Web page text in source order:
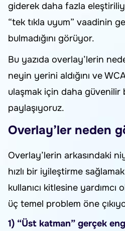
giderek daha fazla
“tek tıkla uyum” vaadinin
bulmadığını görüyor.
Bu yazıda overlay’lerin
neyin yerini aldığını ve
ulaşmak için daha güvenilir
paylaşıyoruz.
Overlay’ler neden
Overlay’lerin arkasındaki
hızlı bir iyileştirme
kullanıcı kitlesine
üç temel problem öne
1) “Üst katman” gerçek